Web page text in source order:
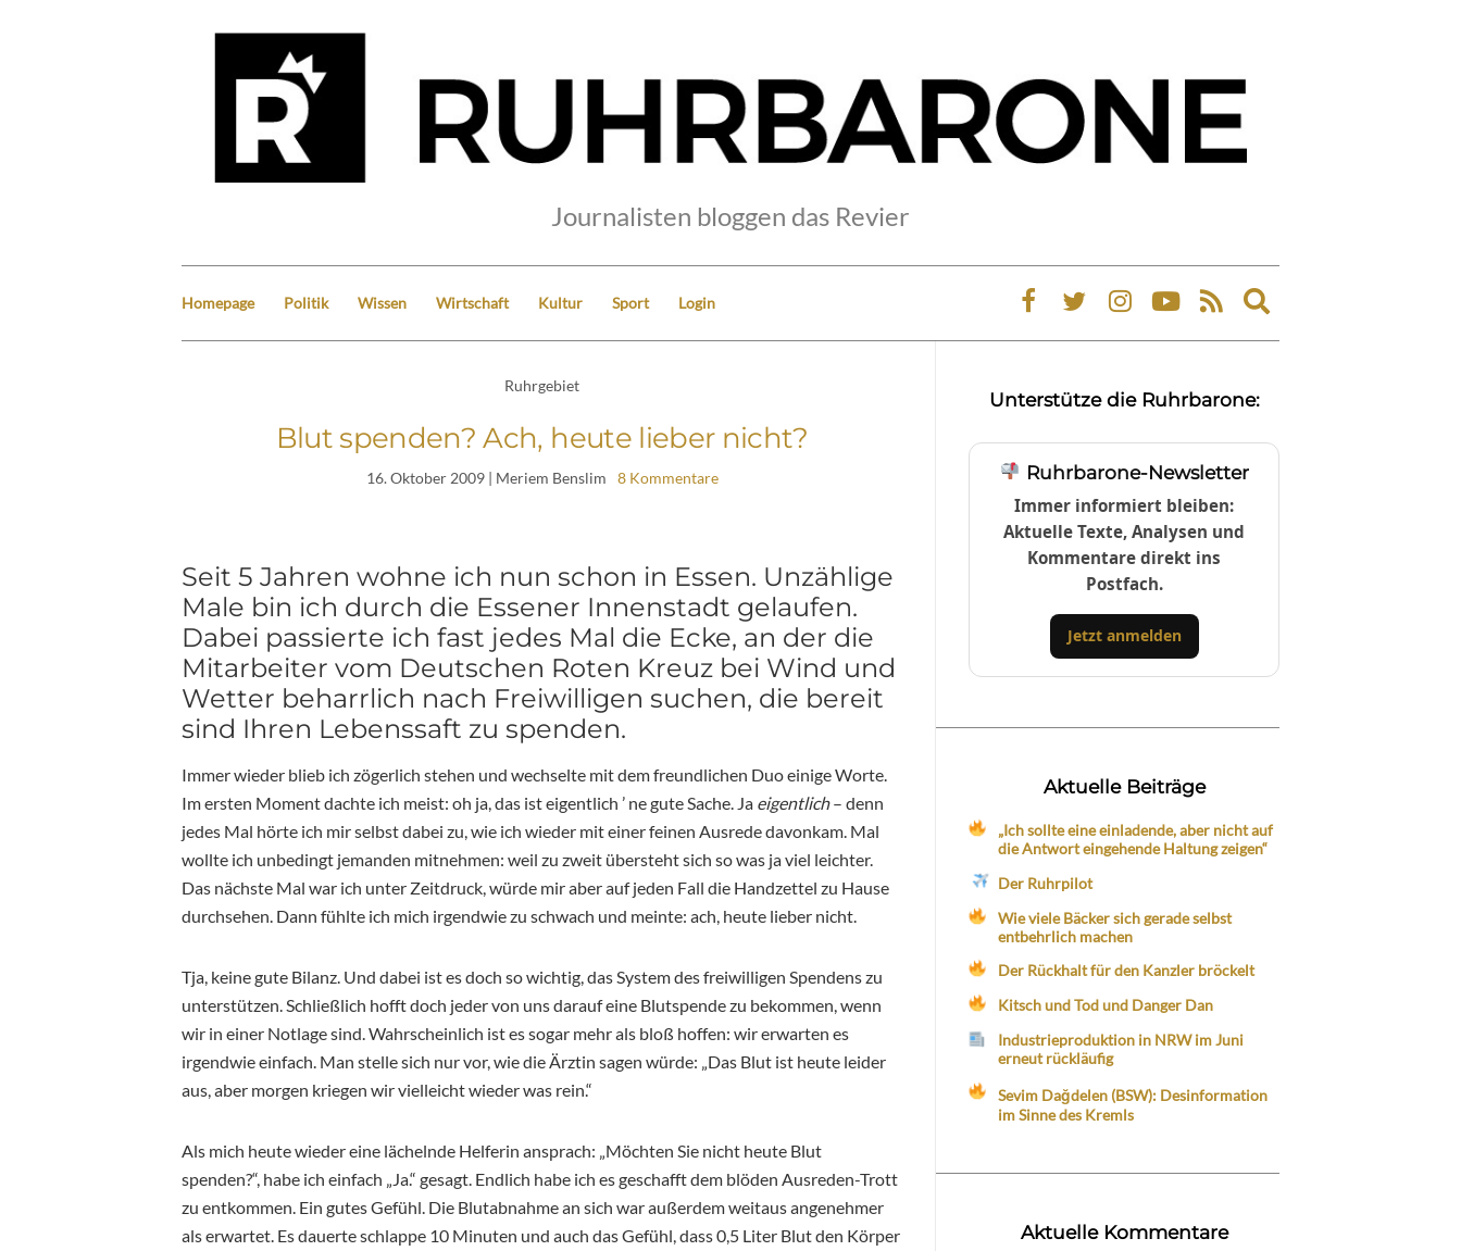
Journalisten bloggen das Revier
Homepage Politik Wissen Wirtschaft Kultur Sport Login
Expand
search
Ruhrgebiet
Blut spenden? Ach, heute lieber nicht?
16. Oktober 2009| Meriem Benslim 8 Kommentare
Seit 5 Jahren wohne ich nun schon in Essen. Unzählige
Male bin ich durch die Essener Innenstadt gelaufen.
Dabei passierte ich fast jedes Mal die Ecke, an der die
Mitarbeiter vom Deutschen Roten Kreuz bei Wind und
Wetter beharrlich nach Freiwilligen suchen, die bereit
sind Ihren Lebenssaft zu spenden.
Immer wieder blieb ich zögerlich stehen und wechselte mit dem freundlichen Duo einige Worte.
Im ersten Moment dachte ich meist: oh ja, das ist eigentlich ’ ne gute Sache. Ja eigentlich– denn
jedes Mal hörte ich mir selbst dabei zu, wie ich wieder mit einer feinen Ausrede davonkam. Mal
wollte ich unbedingt jemanden mitnehmen: weil zu zweit übersteht sich so was ja viel leichter.
Das nächste Mal war ich unter Zeitdruck, würde mir aber auf jeden Fall die Handzettel zu Hause
durchsehen. Dann fühlte ich mich irgendwie zu schwach und meinte: ach, heute lieber nicht.
Tja, keine gute Bilanz. Und dabei ist es doch so wichtig, das System des freiwilligen Spendens zu
unterstützen. Schließlich hofft doch jeder von uns darauf eine Blutspende zu bekommen, wenn
wir in einer Notlage sind. Wahrscheinlich ist es sogar mehr als bloß hoffen: wir erwarten es
irgendwie einfach. Man stelle sich nur vor, wie die Ärztin sagen würde: „Das Blut ist heute leider
aus, aber morgen kriegen wir vielleicht wieder was rein.“
Als mich heute wieder eine lächelnde Helferin ansprach: „Möchten Sie nicht heute Blut
spenden?“, habe ich einfach „Ja.“ gesagt. Endlich habe ich es geschafft dem blöden Ausreden-Trott
zu entkommen. Ein gutes Gefühl. Die Blutabnahme an sich war außerdem weitaus angenehmer
als erwartet. Es dauerte schlappe 10 Minuten und auch das Gefühl, dass 0,5 Liter Blut den Körper
Unterstütze die Ruhrbarone:
Ruhrbarone-Newsletter
Immer informiert bleiben:
Aktuelle Texte, Analysen und
Kommentare direkt ins
Postfach.
Jetzt anmelden
Aktuelle Beiträge
„Ich sollte eine einladende, aber nicht auf
die Antwort eingehende Haltung zeigen“
Der Ruhrpilot
Wie viele Bäcker sich gerade selbst
entbehrlich machen
Der Rückhalt für den Kanzler bröckelt
Kitsch und Tod und Danger Dan
Industrieproduktion in NRW im Juni
erneut rückläufig
Sevim Dağdelen (BSW): Desinformation
im Sinne des Kremls
Aktuelle Kommentare